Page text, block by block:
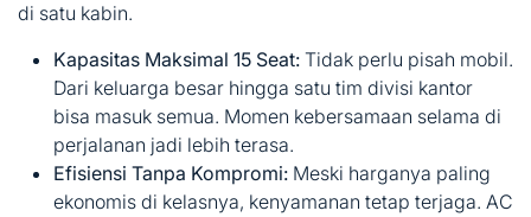
di satu kabin.
Kapasitas Maksimal 15 Seat: Tidak perlu pisah mobil.
Dari keluarga besar hingga satu tim divisi kantor
bisa masuk semua. Momen kebersamaan selama di
perjalanan jadi lebih terasa.
Efisiensi Tanpa Kompromi: Meski harganya paling
ekonomis di kelasnya, kenyamanan tetap terjaga. AC